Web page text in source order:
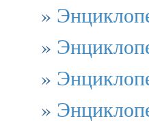
»
»
»
»